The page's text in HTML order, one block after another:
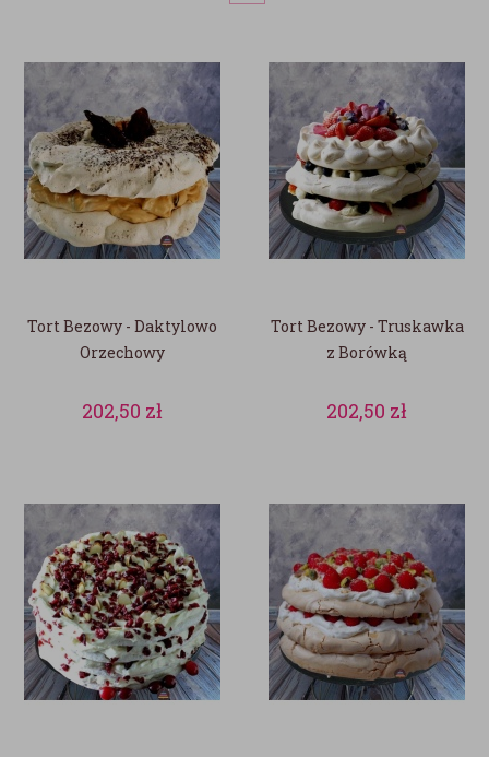
Tort Bezowy - Daktylowo
Orzechowy
202,50 zł
Tort Bezowy - Truskawka
z Borówką
202,50 zł